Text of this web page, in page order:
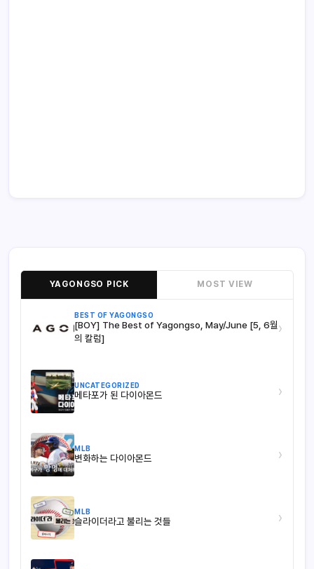
YAGONGSO PICK MOST VIEW
BEST OF YAGONGSO
[BOY] The Best of Yagongso, May/June [5, 6월
의 칼럼]
›
UNCATEGORIZED
메타포가 된 다이아몬드 ›
MLB
변화하는 다이아몬드 ›
MLB
슬라이더라고 불리는 것들 ›